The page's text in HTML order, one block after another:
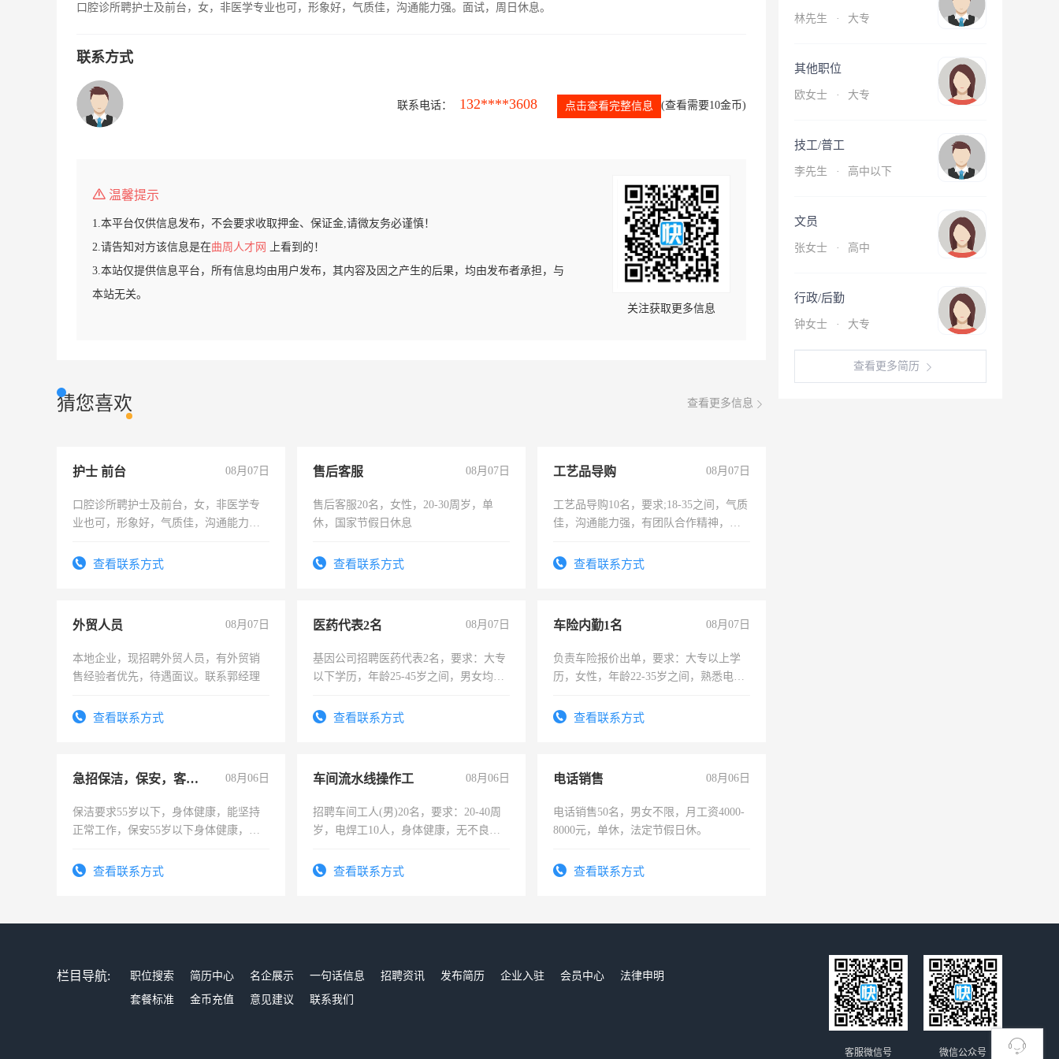
口腔诊所聘护士及前台，女，非医学专业也可，形象好，气质佳，沟通能力强。面试，周日休息。
联系方式
联系电话： 132****3608 点击查看完整信息 (查看需要10金币)
温馨提示
1.本平台仅供信息发布，不会要求收取押金、保证金,请微友务必谨慎！
2.请告知对方该信息是在曲周人才网
上看到的！
3.本站仅提供信息平台，所有信息均由用户发布，其内容及因之产生的后果，均由发布者承担，与
本站无关。
关注获取更多信息
猜您喜欢 查看更多信息
护士 前台 08月07日
口腔诊所聘护士及前台，女，非医学专
业也可，形象好，气质佳，沟通能力
查看联系方式
售后客服 08月07日
售后客服20名，女性，20-30周岁，单
休，国家节假日休息
查看联系方式
工艺品导购 08月07日
工艺品导购10名，要求;18-35之间，气质
佳，沟通能力强，有团队合作精神，有
查看联系方式
外贸人员 08月07日
本地企业，现招聘外贸人员，有外贸销
售经验者优先，待遇面议。联系郭经理
查看联系方式
医药代表2名 08月07日
基因公司招聘医药代表2名，要求：大专
以下学历，年龄25-45岁之间，男女均
表或者有医学资质的优先，底薪+绩效，
查看联系方式
车险内勤1名 08月07日
负责车险报价出单，要求：大专以上学
历，女性，年龄22-35岁之间，熟悉电脑
试用期1-3个月，转正后交纳五险，
查看联系方式
急招保洁，保安，客服，工程 08月06日
保洁要求55岁以下，身体健康，能坚持
正常工作，保安55岁以下身体健康，有
录，客服要求45岁以下高中以上文化，
查看联系方式
车间流水线操作工 08月06日
招聘车间工人(男)20名，要求：20-40周
岁，电焊工10人，身体健康，无不良嗜
宿，免费发放劳保用品，两班倒，每月
查看联系方式
电话销售 08月06日
电话销售50名，男女不限，月工资4000-
8000元，单休，法定节假日休。
查看联系方式
林先生 · 大专
其他职位
欧女士 · 大专
技工/普工
李先生 · 高中以下
文员
张女士 · 高中
行政/后勤
钟女士 · 大专
查看更多简历
栏目导航: 职位搜索 简历中心 名企展示 一句话信息 招聘资讯 发布简历 企业入驻 会员中心
法律申明
套餐标准
金币充值 意见建议 联系我们
微信公众号
客服微信号